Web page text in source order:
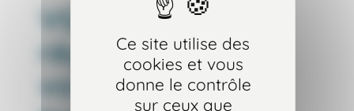
VGP / contrôle
réglementaire de
vos engins de
Ce site utilise des
cookies et vous
donne le contrôle
sur ceux que